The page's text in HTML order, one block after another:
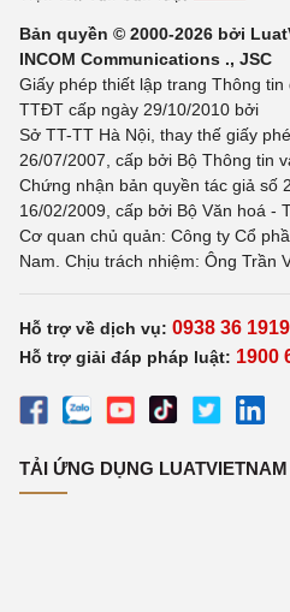
Bản quyền © 2000-2026 bởi
INCOM Communications ., JSC
Giấy phép thiết lập trang Thông
TTĐT cấp ngày 29/10/2010 bởi
Sở TT-TT Hà Nội, thay thế giấy
26/07/2007, cấp bởi Bộ Thông tin
Chứng nhận bản quyền tác giả số
16/02/2009, cấp bởi Bộ Văn hoá -
Cơ quan chủ quản: Công ty Cổ
Nam. Chịu trách nhiệm: Ông Trần
Hỗ trợ về dịch vụ: 0938 36 1919
Hỗ trợ giải đáp pháp luật: 1900
TẢI ỨNG DỤNG LUATVIETNAM